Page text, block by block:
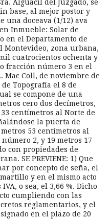
Alguacil del Juzgado, se
base, al mejor postor y
una doceava (1/12) ava
Inmueble: Solar de
en el Departamento de
Montevideo, zona urbana,
cuatrocientos ochenta y
fracción número 3 en el
Mac Coll, de noviembre de
Topografía el 8 de
se compone de una
cero dos decímetros,
centímetros al Norte de
la puerta de
53 centímetros al
2, y 19 metros 17
con propiedades de
SE PREVIENE: 1) Que
por concepto de seña, el
y en el mismo acto
o sea, el 3,66 %. Dicho
cumpliendo con las
reglamentarios, y el
en el plazo de 20